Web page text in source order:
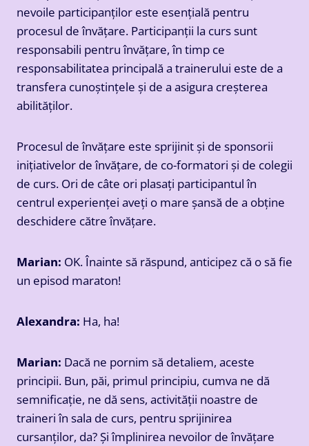
nevoile participanților este esențială pentru
procesul de învățare. Participanții la curs sunt
responsabili pentru învățare, în timp ce
responsabilitatea principală a trainerului este de a
transfera cunoștințele și de a asigura creșterea
abilităților.
Procesul de învățare este sprijinit și de sponsorii
inițiativelor de învățare, de co-formatori și de colegii
de curs. Ori de câte ori plasați participantul în
centrul experienței aveți o mare șansă de a obține
deschidere către învățare.
Marian: OK. Înainte să răspund, anticipez că o să fie
un episod maraton!
Alexandra: Ha, ha!
Marian: Dacă ne pornim să detaliem, aceste
principii. Bun, păi, primul principiu, cumva ne dă
semnificație, ne dă sens, activității noastre de
traineri în sala de curs, pentru sprijinirea
cursanților, da? Și împlinirea nevoilor de învățare